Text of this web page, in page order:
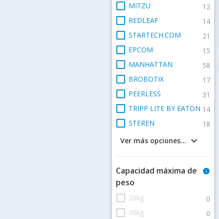
check_box_outline_blank MITZU 12
check_box_outline_blank REDLEAF 14
check_box_outline_blank STARTECH.COM 21
check_box_outline_blank EPCOM 15
check_box_outline_blank MANHATTAN 58
check_box_outline_blank BROBOTIX 17
check_box_outline_blank PEERLESS 31
check_box_outline_blank TRIPP LITE BY EATON 14
check_box_outline_blank STEREN 18
keyboard_arrow_down
Ver más opciones...
Capacidad máxima de
peso
info
check_box_outline_blank 20kg 0
check_box_outline_blank 30kg 0